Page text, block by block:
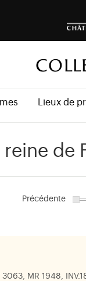
Lieux de
de
Précédente
3063, MR 1948,